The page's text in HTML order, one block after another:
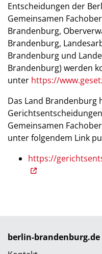
Entscheidungen der
Gemeinsamen
Brandenburg,
Brandenburg,
Brandenburg und
Brandenburg) werden
unter https://
Das Land Brandenburg
Gemeinsamen
unter folgendem Link
https://
berlin-brandenburg.de